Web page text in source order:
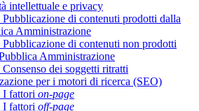
intellettuale e privacy
Pubblicazione di contenuti prodotti dalla
Amministrazione
Pubblicazione di contenuti non prodotti
Amministrazione
dei soggetti ritratti
per i motori di ricerca (SEO)
I fattori on-page
I fattori off-page